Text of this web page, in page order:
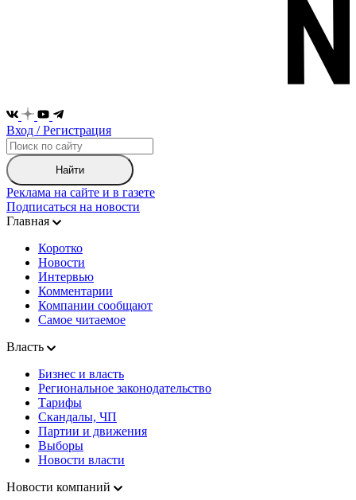
Вход / Регистрация
Найти
Реклама на сайте и в газете
Подписаться на новости
Главная
Коротко
Новости
Интервью
Комментарии
Компании сообщают
Самое читаемое
Власть
Бизнес и власть
Региональное законодательство
Тарифы
Скандалы, ЧП
Партии и движения
Выборы
Новости власти
Новости компаний